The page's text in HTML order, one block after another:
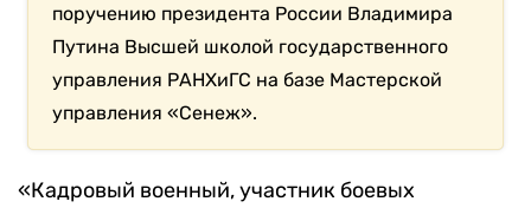
поручению президента России Владимира
Путина Высшей школой государственного
управления РАНХиГС на базе Мастерской
управления «Сенеж».
«Кадровый военный, участник боевых